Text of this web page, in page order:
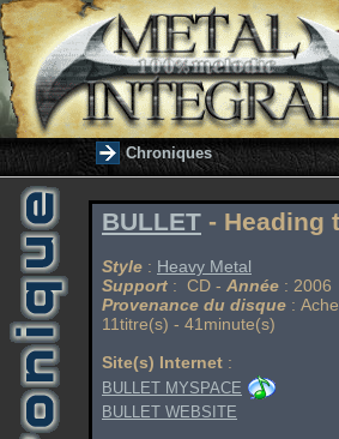
Chroniques
BULLET - Heading
Style : Heavy Metal
Support : CD - Année : 2006
Provenance du disque :
11titre(s) - 41minute(s)
Site(s) Internet :
BULLET MYSPACE
BULLET WEBSITE